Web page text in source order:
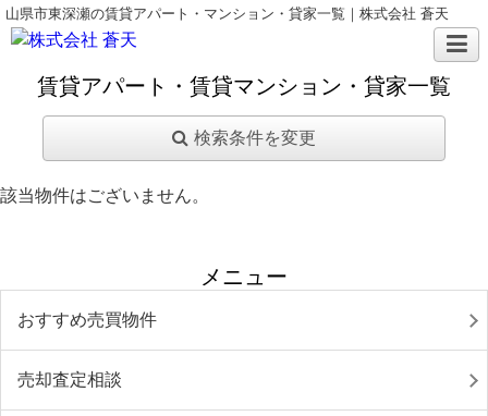
山県市東深瀬の賃貸アパート・マンション・貸家一覧｜株式会社 蒼天
賃貸アパート・賃貸マンション・貸家一覧
検索条件を変更
該当物件はございません。
メニュー
おすすめ売買物件
売却査定相談